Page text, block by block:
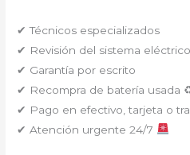
✔ Técnicos especializados
✔ Revisión del sistema
✔ Garantía por escrito
✔ Recompra de batería usada
✔ Pago en efectivo, tarjeta o
✔ Atención urgente 24/7